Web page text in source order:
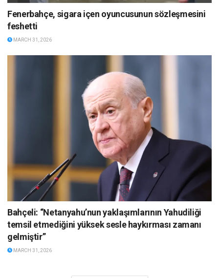
Fenerbahçe, sigara içen oyuncusunun sözleşmesini
feshetti
MARCH 31, 2026
Bahçeli: “Netanyahu’nun yaklaşımlarının Yahudiliği
temsil etmediğini yüksek sesle haykırması zamanı
gelmiştir”
MARCH 31, 2026